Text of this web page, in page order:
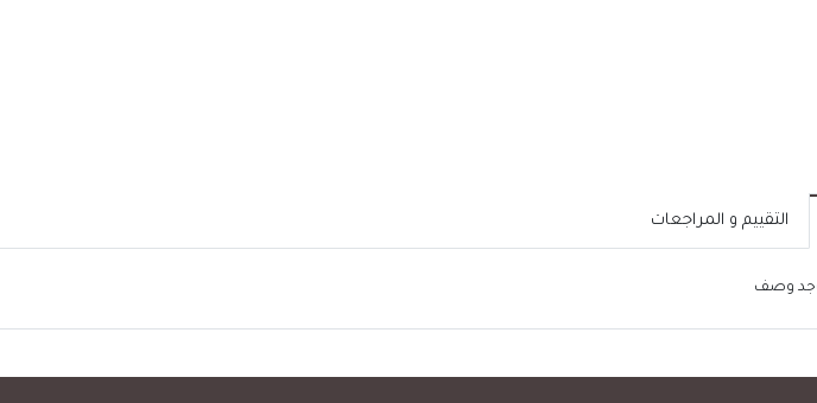
التقييم و المراجعات
وصف